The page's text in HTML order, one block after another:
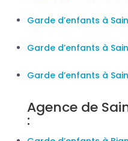
Garde d’enfants à
Garde d’enfants à
Garde d’enfants à
Agence de
: